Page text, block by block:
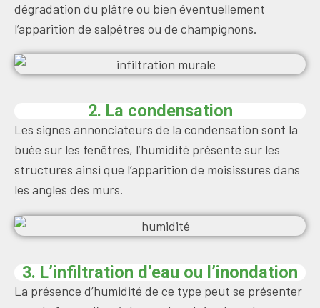
dégradation du plâtre ou bien éventuellement
l’apparition de salpêtres ou de champignons.
2. La condensation
Les signes annonciateurs de la condensation sont la
buée sur les fenêtres, l’humidité présente sur les
structures ainsi que l’apparition de moisissures dans
les angles des murs.
3. L’infiltration d’eau ou l’inondation
La présence d’humidité de ce type peut se présenter